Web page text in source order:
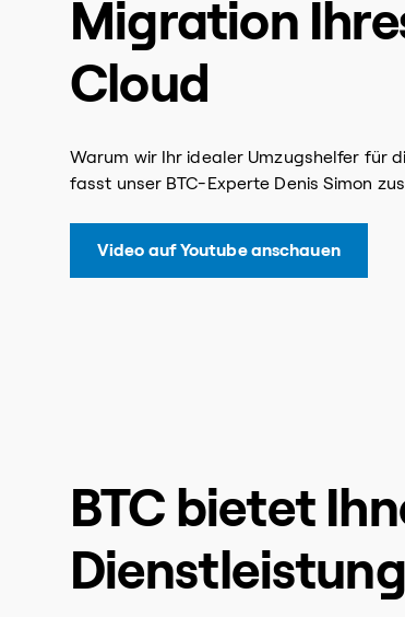
Migration
Cloud
Warum wir Ihr idealer Umzugshelfer für
fasst unser BTC-Experte Denis Simon
Video auf Youtube anschauen
BTC bietet